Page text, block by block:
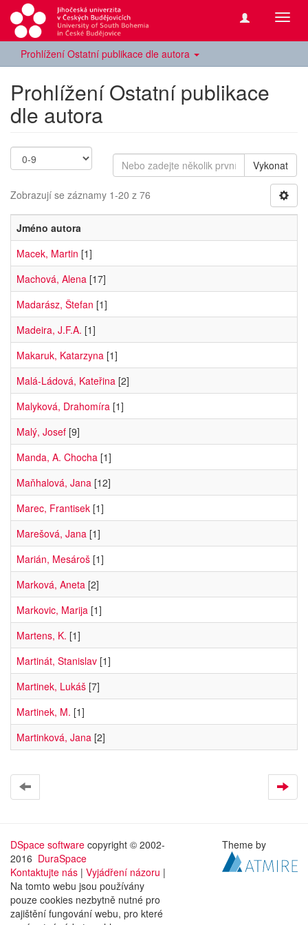
Prohlížení Ostatní publikace dle autora
Prohlížení Ostatní publikace
dle autora
Vykonat
Zobrazují se záznamy 1-20 z 76
Jméno autora
Macek, Martin [1]
Machová, Alena [17]
Madarász, Štefan [1]
Madeira, J.F.A. [1]
Makaruk, Katarzyna [1]
Malá-Ládová, Kateřina [2]
Malyková, Drahomíra [1]
Malý, Josef [9]
Manda, A. Chocha [1]
Maňhalová, Jana [12]
Marec, Frantisek [1]
Marešová, Jana [1]
Marián, Mesároš [1]
Marková, Aneta [2]
Markovic, Marija [1]
Martens, K. [1]
Martinát, Stanislav [1]
Martinek, Lukáš [7]
Martinek, M. [1]
Martinková, Jana [2]
DSpace software copyright © 2002-
2016 DuraSpace
Kontaktujte nás | Vyjádření názoru |
Na tomto webu jsou používány
pouze cookies nezbytně nutné pro
zajištění fungování webu, pro které
Theme by